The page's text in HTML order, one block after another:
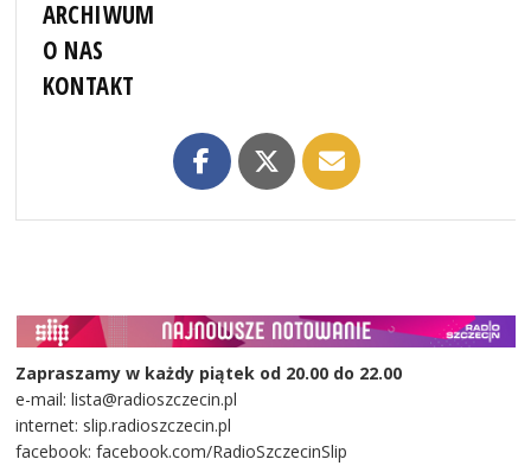
ARCHIWUM
O NAS
KONTAKT
Zapraszamy w każdy piątek od 20.00 do 22.00
e-mail: lista@radioszczecin.pl
internet: slip.radioszczecin.pl
facebook: facebook.com/RadioSzczecinSlip